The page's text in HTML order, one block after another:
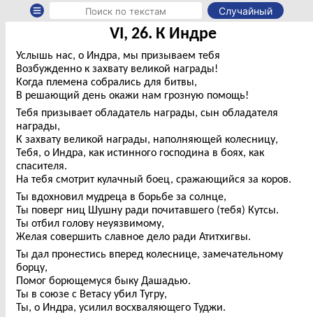
Случайный
VI, 26. К Индре
Услышь нас, о Индра, мы призываем тебя
Возбужденно к захвату великой награды!
Когда племена собрались для битвы,
В решающий день окажи нам грозную помощь!
Тебя призывает обладатель награды, сын обладателя
награды,
К захвату великой награды, наполняющей колесницу,
Тебя, о Индра, как истинного господина в боях, как
спасителя.
На тебя смотрит кулачный боец, сражающийся за коров.
Ты вдохновил мудреца в борьбе за солнце,
Ты поверг ниц Шушну ради почитавшего (тебя) Кутсы.
Ты отбил голову неуязвимому,
Желая совершить славное дело ради Атитхигвы.
Ты дал пронестись вперед колеснице, замечательному
борцу,
Помог борющемуся быку Дашадью.
Ты в союзе с Ветасу убил Тугру,
Ты, о Индра, усилил восхваляющего Туджи.